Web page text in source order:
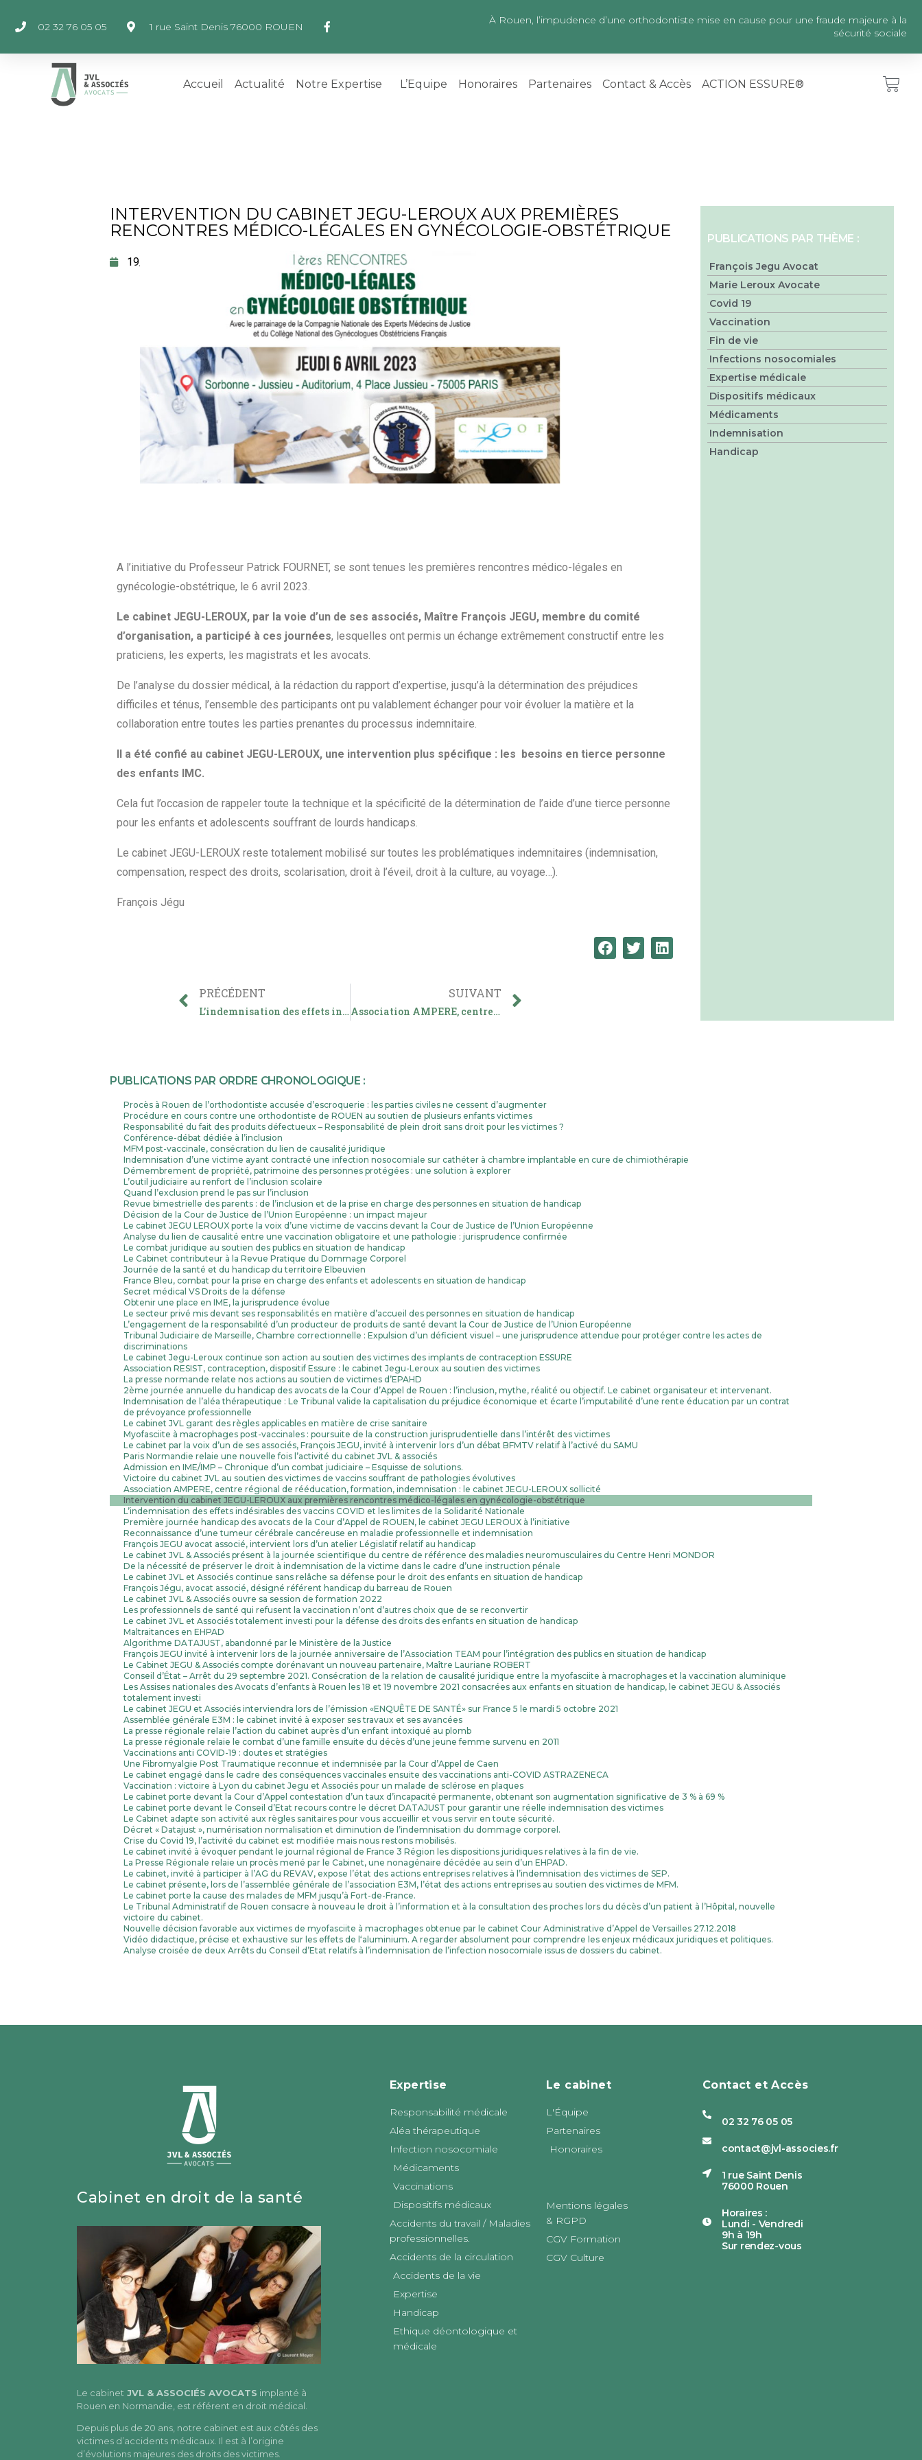
02 32 76 05 05 1 rue Saint Denis 76000 ROUEN
À Rouen, l’impudence d’une orthodontiste mise en cause pour une fraude majeure à la
sécurité sociale
Accueil Actualité Notre Expertise L’Equipe Honoraires Partenaires Contact & Accès ACTION ESSURE®
INTERVENTION DU CABINET JEGU-LEROUX AUX PREMIÈRES
RENCONTRES MÉDICO-LÉGALES EN GYNÉCOLOGIE-OBSTÉTRIQUE
19/04/2023 Me Francois Jegu
A l’initiative du Professeur Patrick FOURNET, se sont tenues les premières rencontres médico-légales en
gynécologie-obstétrique, le 6 avril 2023.
Le cabinet JEGU-LEROUX, par la voie d’un de ses associés, Maître François JEGU, membre du comité
d’organisation, a participé à ces journées, lesquelles ont permis un échange extrêmement constructif entre les
praticiens, les experts, les magistrats et les avocats.
De l’analyse du dossier médical, à la rédaction du rapport d’expertise, jusqu’à la détermination des préjudices
difficiles et ténus, l’ensemble des participants ont pu valablement échanger pour voir évoluer la matière et la
collaboration entre toutes les parties prenantes du processus indemnitaire.
Il a été confié au cabinet JEGU-LEROUX, une intervention plus spécifique : les besoins en tierce personne
des enfants IMC.
Cela fut l’occasion de rappeler toute la technique et la spécificité de la détermination de l’aide d’une tierce personne
pour les enfants et adolescents souffrant de lourds handicaps.
Le cabinet JEGU-LEROUX reste totalement mobilisé sur toutes les problématiques indemnitaires (indemnisation,
compensation, respect des droits, scolarisation, droit à l’éveil, droit à la culture, au voyage…).
François Jégu
PRÉCÉDENT
L’indemnisation des effets indésirables des vaccins COVID et les limites de la Solidarité Nationale
SUIVANT
Association AMPERE, centre régional de rééducation, formation, indemnisation : le cabinet JEGU-LEROUX sollicité
PUBLICATIONS PAR THÈME :
François Jegu Avocat
Marie Leroux Avocate
Covid 19
Vaccination
Fin de vie
Infections nosocomiales
Expertise médicale
Dispositifs médicaux
Médicaments
Indemnisation
Handicap
PUBLICATIONS PAR ORDRE CHRONOLOGIQUE :
Procès à Rouen de l’orthodontiste accusée d’escroquerie : les parties civiles ne cessent d’augmenter
Procédure en cours contre une orthodontiste de ROUEN au soutien de plusieurs enfants victimes
Responsabilité du fait des produits défectueux – Responsabilité de plein droit sans droit pour les victimes ?
Conférence-débat dédiée à l’inclusion
MFM post-vaccinale, consécration du lien de causalité juridique
Indemnisation d’une victime ayant contracté une infection nosocomiale sur cathéter à chambre implantable en cure de chimiothérapie
Démembrement de propriété, patrimoine des personnes protégées : une solution à explorer
L’outil judiciaire au renfort de l’inclusion scolaire
Quand l’exclusion prend le pas sur l’inclusion
Revue bimestrielle des parents : de l’inclusion et de la prise en charge des personnes en situation de handicap
Décision de la Cour de Justice de l’Union Européenne : un impact majeur
Le cabinet JEGU LEROUX porte la voix d’une victime de vaccins devant la Cour de Justice de l’Union Européenne
Analyse du lien de causalité entre une vaccination obligatoire et une pathologie : jurisprudence confirmée
Le combat juridique au soutien des publics en situation de handicap
Le Cabinet contributeur à la Revue Pratique du Dommage Corporel
Journée de la santé et du handicap du territoire Elbeuvien
France Bleu, combat pour la prise en charge des enfants et adolescents en situation de handicap
Secret médical VS Droits de la défense
Obtenir une place en IME, la jurisprudence évolue
Le secteur privé mis devant ses responsabilités en matière d’accueil des personnes en situation de handicap
L’engagement de la responsabilité d’un producteur de produits de santé devant la Cour de Justice de l’Union Européenne
Tribunal Judiciaire de Marseille, Chambre correctionnelle : Expulsion d’un déficient visuel – une jurisprudence attendue pour protéger contre les actes de
discriminations
Le cabinet Jegu-Leroux continue son action au soutien des victimes des implants de contraception ESSURE
Association RESIST, contraception, dispositif Essure : le cabinet Jegu-Leroux au soutien des victimes
La presse normande relate nos actions au soutien de victimes d’EPAHD
2ème journée annuelle du handicap des avocats de la Cour d’Appel de Rouen : l’inclusion, mythe, réalité ou objectif. Le cabinet organisateur et intervenant.
Indemnisation de l’aléa thérapeutique : Le Tribunal valide la capitalisation du préjudice économique et écarte l’imputabilité d’une rente éducation par un contrat
de prévoyance professionnelle
Le cabinet JVL garant des règles applicables en matière de crise sanitaire
Myofasciite à macrophages post-vaccinales : poursuite de la construction jurisprudentielle dans l’intérêt des victimes
Le cabinet par la voix d’un de ses associés, François JEGU, invité à intervenir lors d’un débat BFMTV relatif à l’activé du SAMU
Paris Normandie relaie une nouvelle fois l’activité du cabinet JVL & associés
Admission en IME/IMP – Chronique d’un combat judiciaire – Esquisse de solutions.
Victoire du cabinet JVL au soutien des victimes de vaccins souffrant de pathologies évolutives
Association AMPERE, centre régional de rééducation, formation, indemnisation : le cabinet JEGU-LEROUX sollicité
Intervention du cabinet JEGU-LEROUX aux premières rencontres médico-légales en gynécologie-obstétrique
L’indemnisation des effets indésirables des vaccins COVID et les limites de la Solidarité Nationale
Première journée handicap des avocats de la Cour d’Appel de ROUEN, le cabinet JEGU LEROUX à l’initiative
Reconnaissance d’une tumeur cérébrale cancéreuse en maladie professionnelle et indemnisation
François JEGU avocat associé, intervient lors d’un atelier Législatif relatif au handicap
Le cabinet JVL & Associés présent à la journée scientifique du centre de référence des maladies neuromusculaires du Centre Henri MONDOR
De la nécessité de préserver le droit à indemnisation de la victime dans le cadre d’une instruction pénale
Le cabinet JVL et Associés continue sans relâche sa défense pour le droit des enfants en situation de handicap
François Jégu, avocat associé, désigné référent handicap du barreau de Rouen
Le cabinet JVL & Associés ouvre sa session de formation 2022
Les professionnels de santé qui refusent la vaccination n’ont d’autres choix que de se reconvertir
Le cabinet JVL et Associés totalement investi pour la défense des droits des enfants en situation de handicap
Maltraitances en EHPAD
Algorithme DATAJUST, abandonné par le Ministère de la Justice
François JEGU invité à intervenir lors de la journée anniversaire de l’Association TEAM pour l’intégration des publics en situation de handicap
Le Cabinet JEGU & Associés compte dorénavant un nouveau partenaire, Maître Lauriane ROBERT
Conseil d’État – Arrêt du 29 septembre 2021. Consécration de la relation de causalité juridique entre la myofasciite à macrophages et la vaccination aluminique
Les Assises nationales des Avocats d’enfants à Rouen les 18 et 19 novembre 2021 consacrées aux enfants en situation de handicap, le cabinet JEGU & Associés
totalement investi
Le cabinet JEGU et Associés interviendra lors de l’émission «ENQUÊTE DE SANTÉ» sur France 5 le mardi 5 octobre 2021
Assemblée générale E3M : le cabinet invité à exposer ses travaux et ses avancées
La presse régionale relaie l’action du cabinet auprès d’un enfant intoxiqué au plomb
La presse régionale relaie le combat d’une famille ensuite du décès d’une jeune femme survenu en 2011
Vaccinations anti COVID-19 : doutes et stratégies
Une Fibromyalgie Post Traumatique reconnue et indemnisée par la Cour d’Appel de Caen
Le cabinet engagé dans le cadre des conséquences vaccinales ensuite des vaccinations anti-COVID ASTRAZENECA
Vaccination : victoire à Lyon du cabinet Jegu et Associés pour un malade de sclérose en plaques
Le cabinet porte devant la Cour d’Appel contestation d’un taux d’incapacité permanente, obtenant son augmentation significative de 3 % à 69 %
Le cabinet porte devant le Conseil d’Etat recours contre le décret DATAJUST pour garantir une réelle indemnisation des victimes
Le Cabinet adapte son activité aux règles sanitaires pour vous accueillir et vous servir en toute sécurité.
Décret « Datajust », numérisation normalisation et diminution de l’indemnisation du dommage corporel.
Crise du Covid 19, l’activité du cabinet est modifiée mais nous restons mobilisés.
Le cabinet invité à évoquer pendant le journal régional de France 3 Région les dispositions juridiques relatives à la fin de vie.
La Presse Régionale relaie un procès mené par le Cabinet, une nonagénaire décédée au sein d’un EHPAD.
Le cabinet, invité à participer à l’AG du REVAV, expose l’état des actions entreprises relatives à l’indemnisation des victimes de SEP.
Le cabinet présente, lors de l’assemblée générale de l’association E3M, l’état des actions entreprises au soutien des victimes de MFM.
Le cabinet porte la cause des malades de MFM jusqu’à Fort-de-France.
Le Tribunal Administratif de Rouen consacre à nouveau le droit à l’information et à la consultation des proches lors du décès d’un patient à l’Hôpital, nouvelle
victoire du cabinet.
Nouvelle décision favorable aux victimes de myofasciite à macrophages obtenue par le cabinet Cour Administrative d’Appel de Versailles 27.12.2018
Vidéo didactique, précise et exhaustive sur les effets de l‘aluminium. A regarder absolument pour comprendre les enjeux médicaux juridiques et politiques.
Analyse croisée de deux Arrêts du Conseil d’Etat relatifs à l’indemnisation de l’infection nosocomiale issus de dossiers du cabinet.
Cabinet en droit de la santé
Le cabinet JVL & ASSOCIÉS AVOCATS implanté à
Rouen en Normandie, est référent en droit médical.
Depuis plus de 20 ans, notre cabinet est aux côtés des
victimes d’accidents médicaux. Il est à l’origine
d’évolutions majeures des droits des victimes.
Expertise
Responsabilité médicale
Aléa thérapeutique
Infection nosocomiale
Médicaments
Vaccinations
Dispositifs médicaux
Accidents du travail / Maladies
professionnelles.
Accidents de la circulation
Accidents de la vie
Expertise
Handicap
Ethique déontologique et
médicale
Le cabinet
L'Équipe
Partenaires
Honoraires
Mentions légales
& RGPD
CGV Formation
CGV Culture
Contact et Accès
02 32 76 05 05
contact@jvl-associes.fr
1 rue Saint Denis
76000 Rouen
Horaires :
Lundi - Vendredi
9h à 19h
Sur rendez-vous